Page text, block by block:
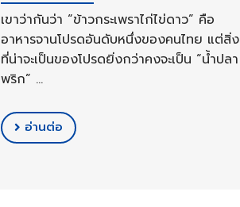
เขาว่ากันว่า “ข้าวกระเพราไก่ไข่ดาว” คือ
อาหารจานโปรดอันดับหนึ่งของคนไทย แต่สิ่ง
ที่น่าจะเป็นของโปรดยิ่งกว่าคงจะเป็น “น้ำปลา
พริก” …
อ่านต่อ